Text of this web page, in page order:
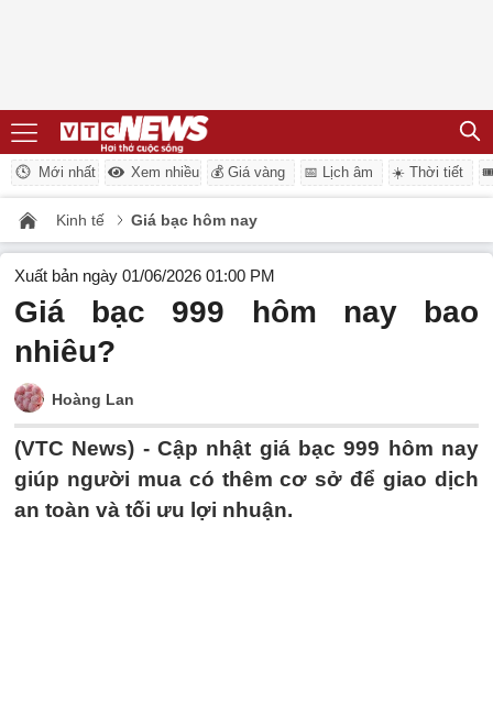
Mới nhất Xem nhiều 💰 Giá vàng 📅 Lịch âm ☀️ Thời tiết
Kinh tế Giá bạc hôm nay
Xuất bản ngày 01/06/2026 01:00 PM
Giá bạc 999 hôm nay bao
nhiêu?
Hoàng Lan
(VTC News) - Cập nhật giá bạc 999 hôm nay
giúp người mua có thêm cơ sở để giao dịch
an toàn và tối ưu lợi nhuận.